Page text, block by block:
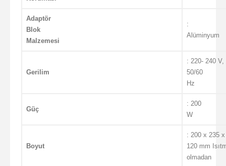
Adaptör
Blok
Malzemesi
:
Alüminyum
Gerilim
: 220- 240 V,
50/60
Hz
Güç
: 200
W
Boyut
: 200 x 235 x
120 mm
olmadan